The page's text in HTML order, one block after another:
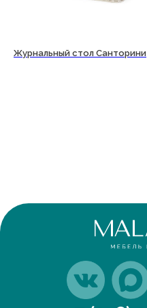
Журнальный стол Санторини